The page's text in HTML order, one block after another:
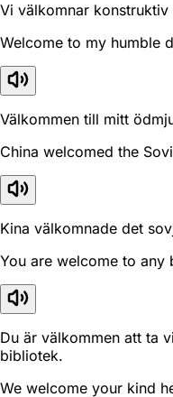
Vi välkomnar konstruktiv
Welcome to my humble
Välkommen till mitt
China welcomed the
Kina välkomnade det
You are welcome to any
Du är välkommen att ta
bibliotek.
We welcome your kind